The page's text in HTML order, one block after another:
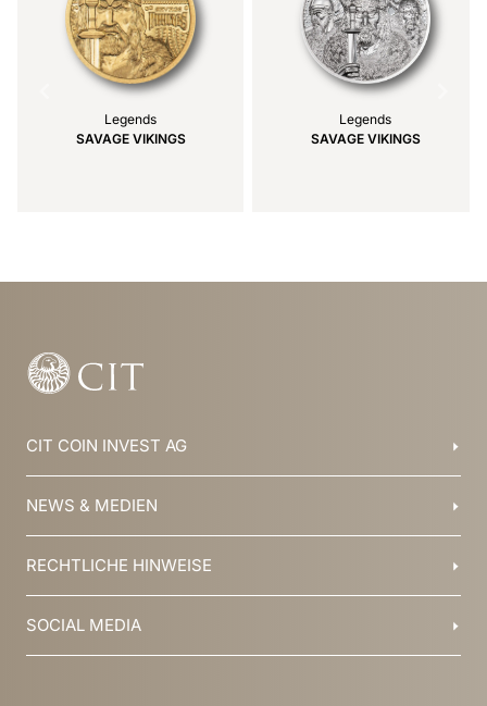
Legends
SAVAGE VIKINGS
Legends
SAVAGE VIKINGS
29
CIT COIN INVEST AG
Balzers, Liechtenstein
NEWS & MEDIEN
Blog
Jobs
Newsletter
RECHTLICHE HINWEISE
AGB
SOCIAL MEDIA